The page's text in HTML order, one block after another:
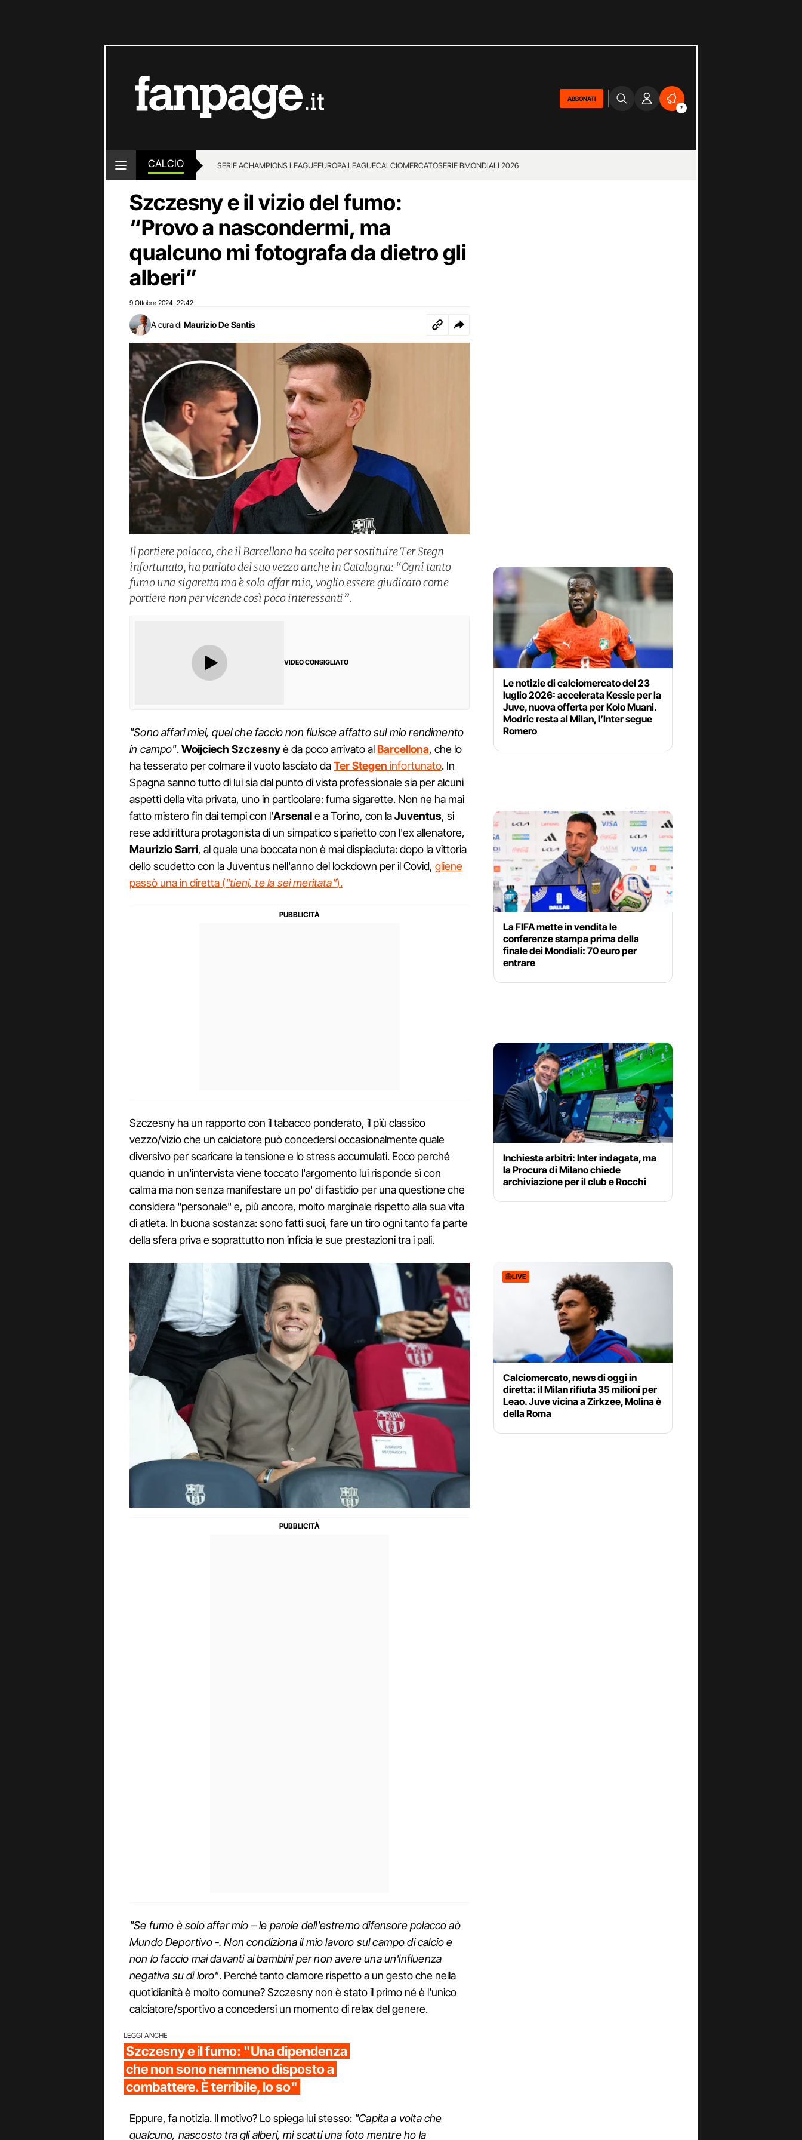
ABBONATI
2
CALCIO SERIE ACHAMPIONS LEAGUEEUROPA LEAGUECALCIOMERCATOSERIE BMONDIALI 2026
Szczesny e il vizio del fumo:
“Provo a nascondermi, ma
qualcuno mi fotografa da dietro gli
alberi”
9 Ottobre 2024 22:42
A cura di Maurizio De Santis
Il portiere polacco, che il Barcellona ha scelto per sostituire Ter Stegn
infortunato, ha parlato del suo vezzo anche in Catalogna: “Ogni tanto
fumo una sigaretta ma è solo affar mio, voglio essere giudicato come
portiere non per vicende così poco interessanti”.
VIDEO CONSIGLIATO
"Sono affari miei, quel che faccio non fluisce affatto sul mio rendimento
in campo".Woijciech Szczesnyè da poco arrivato alBarcellona, che lo
ha tesserato per colmare il vuoto lasciato daTer Stegen infortunato. In
Spagna sanno tutto di lui sia dal punto di vista professionale sia per alcuni
aspetti della vita privata, uno in particolare: fuma sigarette. Non ne ha mai
fatto mistero fin dai tempi con l'Arsenale a Torino, con laJuventus, si
rese addirittura protagonista di un simpatico siparietto con l'ex allenatore,
Maurizio Sarri, al quale una boccata non è mai dispiaciuta: dopo la vittoria
dello scudetto con la Juventus nell'anno del lockdown per il Covid, gliene
passò una in diretta ("tieni, te la sei meritata").
Szczesny ha un rapporto con il tabacco ponderato, il più classico
vezzo/vizio che un calciatore può concedersi occasionalmente quale
diversivo per scaricare la tensione e lo stress accumulati. Ecco perché
quando in un'intervista viene toccato l'argomento lui risponde sì con
calma ma non senza manifestare un po' di fastidio per una questione che
considera "personale" e, più ancora, molto marginale rispetto alla sua vita
di atleta. In buona sostanza: sono fatti suoi, fare un tiro ogni tanto fa parte
della sfera priva e soprattutto non inficia le sue prestazioni tra i pali.
"Se fumo è solo affar mio – le parole dell'estremo difensore polacco aò
Mundo Deportivo -. Non condiziona il mio lavoro sul campo di calcio e
non lo faccio mai davanti ai bambini per non avere una un'influenza
negativa su di loro". Perché tanto clamore rispetto a un gesto che nella
quotidianità è molto comune? Szczesny non è stato il primo né è l'unico
calciatore/sportivo a concedersi un momento di relax del genere.
LEGGI ANCHE
Szczesny e il fumo: "Una dipendenza
che non sono nemmeno disposto a
combattere. È terribile, lo so"
Eppure, fa notizia. Il motivo? Lo spiega lui stesso: "Capita a volta che
qualcuno, nascosto tra gli alberi, mi scatti una foto mentre ho la
Le notizie di calciomercato del 23
luglio 2026: accelerata Kessie per la
Juve, nuova offerta per Kolo Muani.
Modric resta al Milan, l’Inter segue
Romero
La FIFA mette in vendita le
conferenze stampa prima della
finale dei Mondiali: 70 euro per
entrare
Inchiesta arbitri: Inter indagata, ma
la Procura di Milano chiede
archiviazione per il club e Rocchi
LIVE
Calciomercato, news di oggi in
diretta: il Milan rifiuta 35 milioni per
Leao. Juve vicina a Zirkzee, Molina è
della Roma